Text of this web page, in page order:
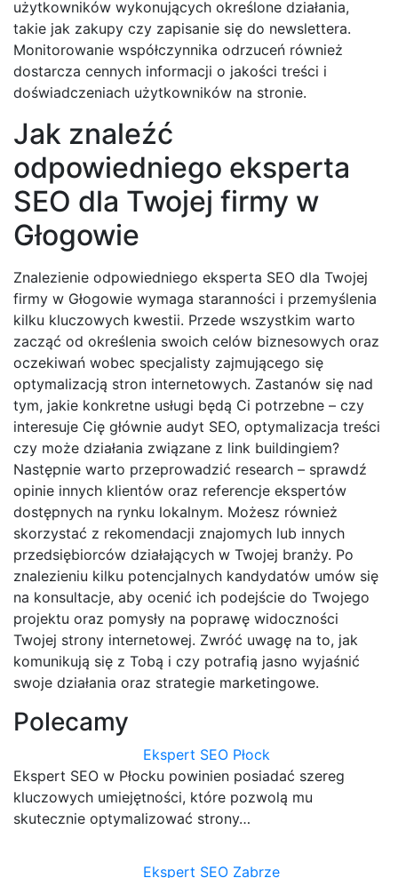
użytkowników wykonujących określone działania,
takie jak zakupy czy zapisanie się do newslettera.
Monitorowanie współczynnika odrzuceń również
dostarcza cennych informacji o jakości treści i
doświadczeniach użytkowników na stronie.
Jak znaleźć
odpowiedniego eksperta
SEO dla Twojej firmy w
Głogowie
Znalezienie odpowiedniego eksperta SEO dla Twojej
firmy w Głogowie wymaga staranności i przemyślenia
kilku kluczowych kwestii. Przede wszystkim warto
zacząć od określenia swoich celów biznesowych oraz
oczekiwań wobec specjalisty zajmującego się
optymalizacją stron internetowych. Zastanów się nad
tym, jakie konkretne usługi będą Ci potrzebne – czy
interesuje Cię głównie audyt SEO, optymalizacja treści
czy może działania związane z link buildingiem?
Następnie warto przeprowadzić research – sprawdź
opinie innych klientów oraz referencje ekspertów
dostępnych na rynku lokalnym. Możesz również
skorzystać z rekomendacji znajomych lub innych
przedsiębiorców działających w Twojej branży. Po
znalezieniu kilku potencjalnych kandydatów umów się
na konsultacje, aby ocenić ich podejście do Twojego
projektu oraz pomysły na poprawę widoczności
Twojej strony internetowej. Zwróć uwagę na to, jak
komunikują się z Tobą i czy potrafią jasno wyjaśnić
swoje działania oraz strategie marketingowe.
Polecamy
Ekspert SEO Płock
Ekspert SEO w Płocku powinien posiadać szereg
kluczowych umiejętności, które pozwolą mu
skutecznie optymalizować strony…
Ekspert SEO Zabrze